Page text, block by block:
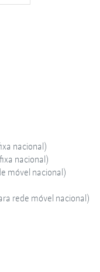
nacional)
nacional)
móvel nacional)
rede móvel nacional)